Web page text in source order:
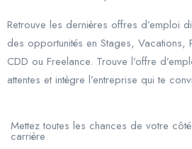
Retrouve les dernières offres d’emploi
des opportunités en Stages, Vacations,
CDD ou Freelance. Trouve l’offre
attentes et intègre l’entreprise qui te
Mettez toutes les chances de votre
carrière